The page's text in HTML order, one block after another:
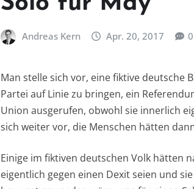
Andreas Kern Apr. 20, 2017 0
Man stelle sich vor, eine fiktive deutsche
Partei auf Linie zu bringen, ein
Union ausgerufen, obwohl sie innerlich
sich weiter vor, die Menschen hätten
Einige im fiktiven deutschen Volk hätten
eigentlich gegen einen Dexit seien und